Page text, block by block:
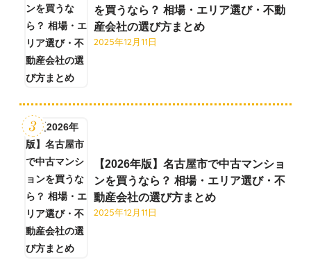
を買うなら？ 相場・エリア選び・不動
産会社の選び方まとめ
2025年12月11日
【2026年版】名古屋市で中古マンショ
ンを買うなら？ 相場・エリア選び・不
動産会社の選び方まとめ
2025年12月11日